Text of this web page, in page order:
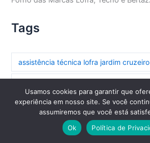
Tags
assistência técnica lofra jardim cruzeiro
assistência técnica lofra paraíso
assistência técnica lofra paraíso do
Usamos cookies para garantir que
experiência em nosso site. Se você
assumiremos que você está
Ok
Política de